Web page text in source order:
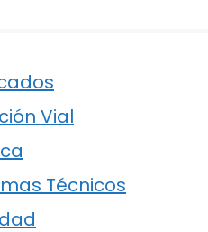
Vial
Técnicos